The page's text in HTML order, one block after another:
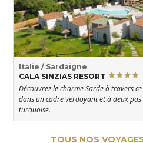
Italie / Sardaigne
CALA SINZIAS RESORT
Découvrez le charme Sarde à travers
dans un cadre verdoyant et à deux
turquoise.
TOUS NOS